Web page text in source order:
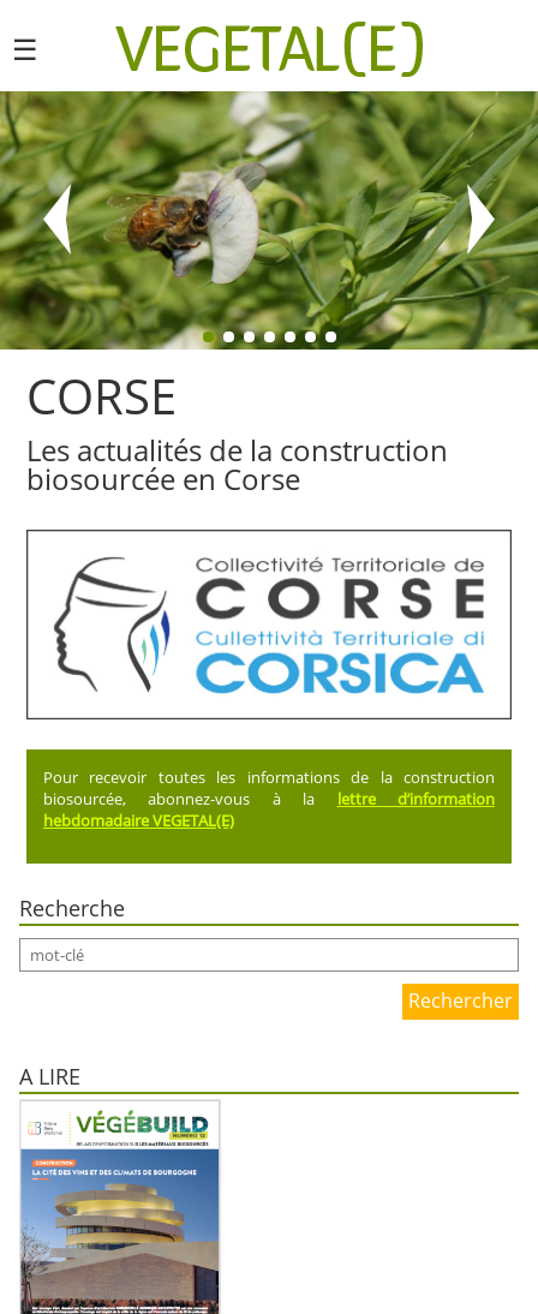
☰
CORSE
Les actualités de la construction
biosourcée en Corse
Pour recevoir toutes les informations de la construction
biosourcée, abonnez-vous à la lettre d’information
hebdomadaire VEGETAL(E)
Recherche
Rechercher
A LIRE